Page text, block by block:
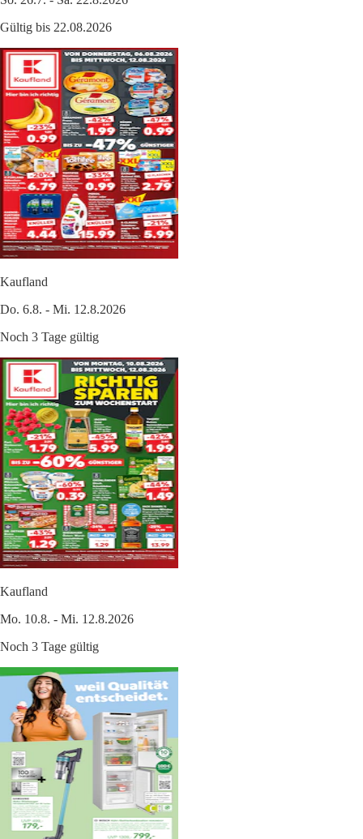
Gültig bis 22.08.2026
Kaufland
Do. 6.8. - Mi. 12.8.2026
Noch 3 Tage gültig
Kaufland
Mo. 10.8. - Mi. 12.8.2026
Noch 3 Tage gültig